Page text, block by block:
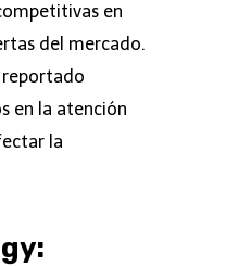
en
del mercado.
reportado
en la atención
la